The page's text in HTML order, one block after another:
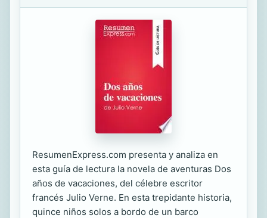
ResumenExpress.com presenta y analiza en
esta guía de lectura la novela de aventuras Dos
años de vacaciones, del célebre escritor
francés Julio Verne. En esta trepidante historia,
quince niños solos a bordo de un barco